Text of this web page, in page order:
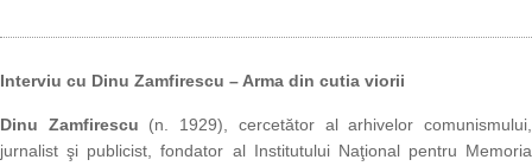
Interviu cu Dinu Zamfirescu – Arma din cutia viorii
Dinu Zamfirescu (n. 1929), cercetător al arhivelor comunismului,
jurnalist şi publicist, fondator al Institutului Naţional pentru Memoria